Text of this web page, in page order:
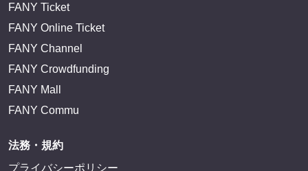
FANY Ticket
FANY Online Ticket
FANY Channel
FANY Crowdfunding
FANY Mall
FANY Commu
法務・規約
プライバシーポリシー